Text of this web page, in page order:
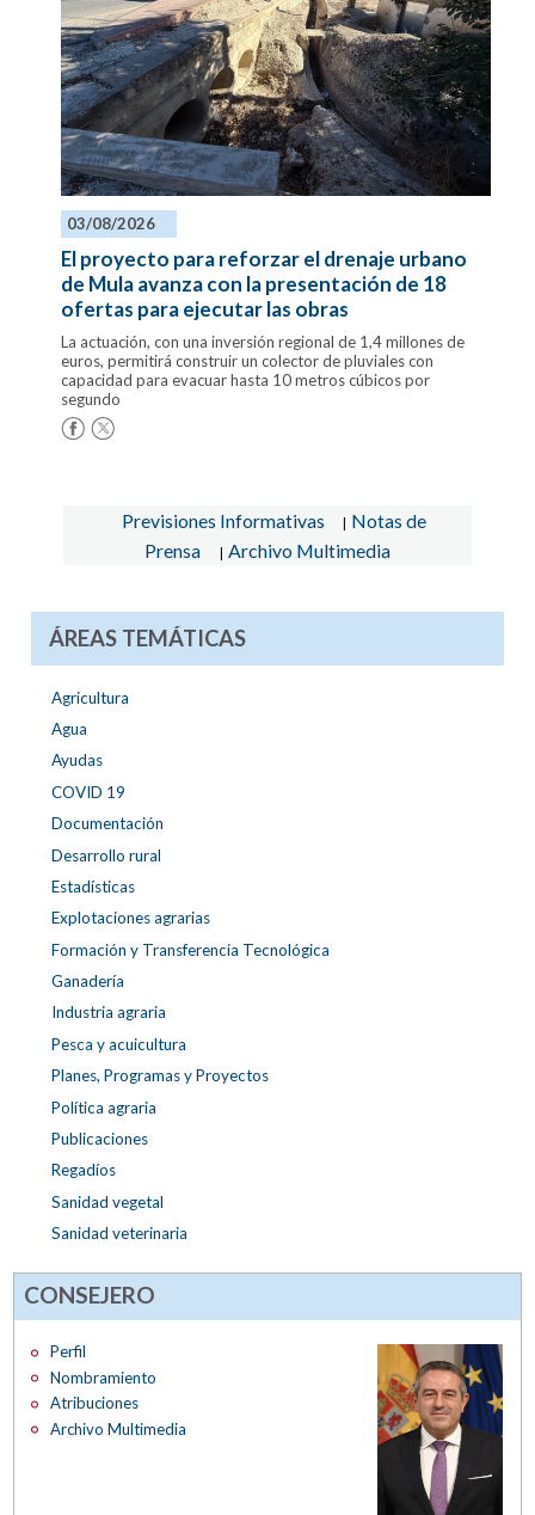
03/08/2026
El proyecto para reforzar el drenaje urbano
de Mula avanza con la presentación de 18
ofertas para ejecutar las obras
La actuación, con una inversión regional de 1,4 millones de
euros, permitirá construir un colector de pluviales con
capacidad para evacuar hasta 10 metros cúbicos por
segundo
Previsiones Informativas
Notas de
Prensa
Archivo Multimedia
ÁREAS TEMÁTICAS
Agricultura
Agua
Ayudas
COVID 19
Documentación
Desarrollo rural
Estadísticas
Explotaciones agrarias
Formación y Transferencia Tecnológica
Ganadería
Industria agraria
Pesca y acuicultura
Planes, Programas y Proyectos
Política agraria
Publicaciones
Regadíos
Sanidad vegetal
Sanidad veterinaria
CONSEJERO
Perfil
Nombramiento
Atribuciones
Archivo Multimedia